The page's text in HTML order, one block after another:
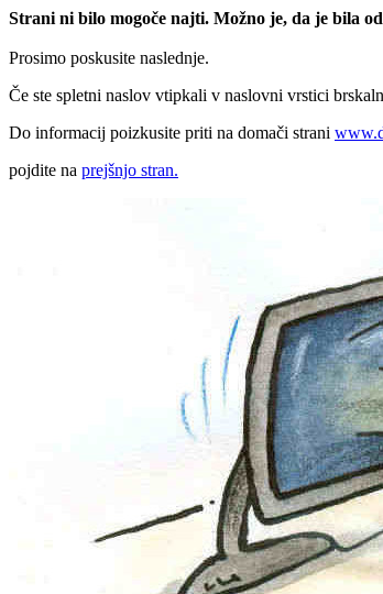
Strani ni bilo mogoče najti. Možno je, da je bila
Prosimo poskusite naslednje.
Če ste spletni naslov vtipkali v naslovni vrstici
Do informacij poizkusite priti na domači strani
pojdite na prejšnjo stran.